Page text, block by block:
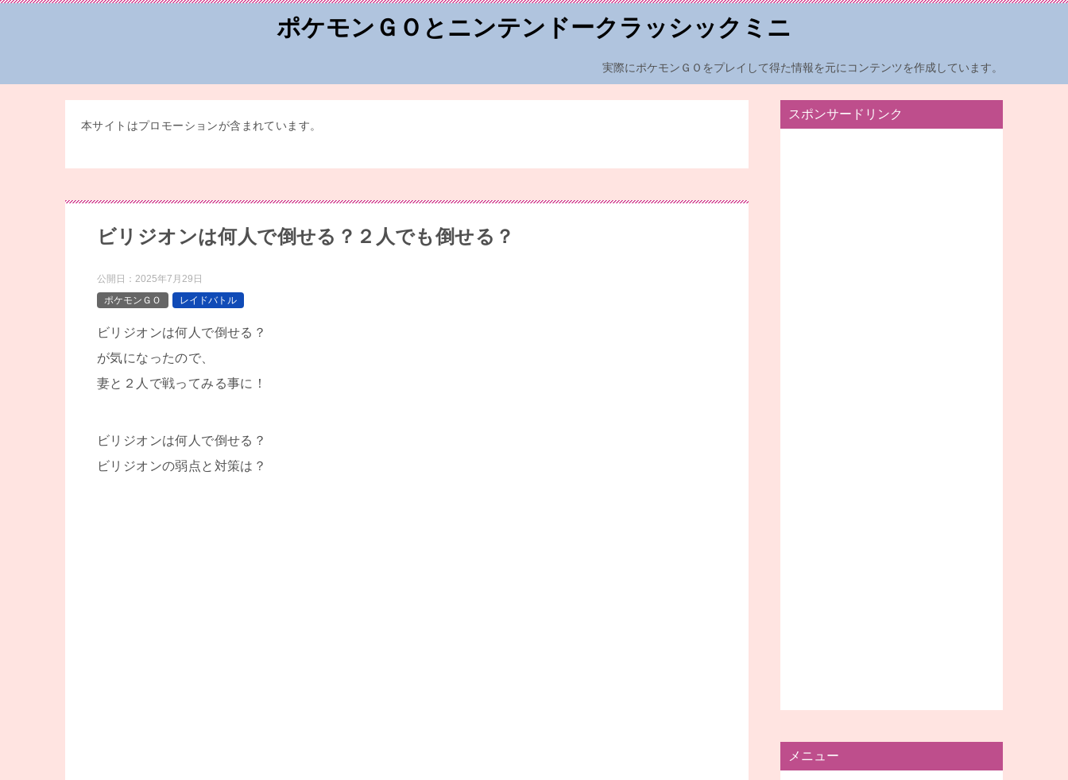
ポケモンＧＯとニンテンドークラッシックミニ
実際にポケモンＧＯをプレイして得た情報を元にコンテンツを作成しています。
本サイトはプロモーションが含まれています。
ビリジオンは何人で倒せる？２人でも倒せる？
公開日： 2025年7月29日
ポケモンＧＯ
レイドバトル
ビリジオンは何人で倒せる？
が気になったので、
妻と２人で戦ってみる事に！
ビリジオンは何人で倒せる？
ビリジオンの弱点と対策は？
スポンサードリンク
メニュー